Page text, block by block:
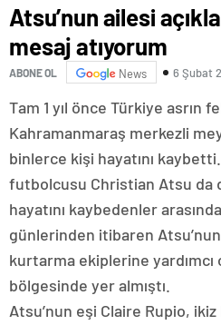
Atsu’nun ailesi
mesaj atıyorum
ABONE OL News 6 Şubat
Tam 1 yıl önce Türkiye asrın
Kahramanmaraş merkezli
binlerce kişi hayatını
futbolcusu Christian Atsu da
hayatını kaybedenler
günlerinden itibaren Atsu’nun
kurtarma ekiplerine
bölgesinde yer almıştı.
Atsu’nun eşi Claire Rupio,